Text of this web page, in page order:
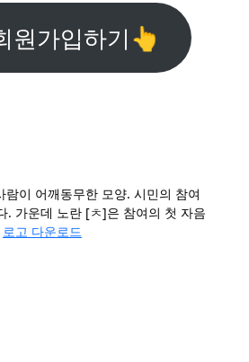
원가입하기👆
이 어깨동무한 모양. 시민의 참여
. 가운데 노란 [ㅊ]은 참여의 첫 자음
로고 다운로드